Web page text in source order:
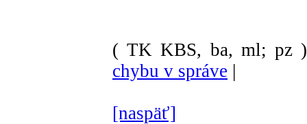
( TK KBS, ba, ml; pz )
chybu v správe |
[naspäť]